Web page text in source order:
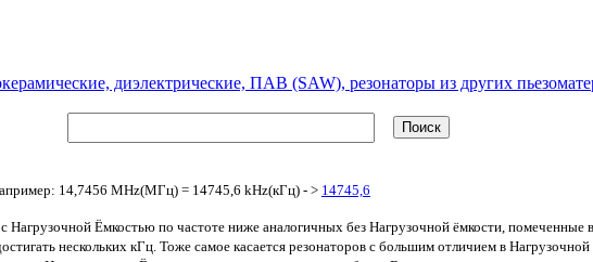
диэлектрические, ПАВ (SAW), резонаторы из других
14,7456 MHz(МГц) = 14745,6 kHz(кГц) - > 14745,6
Ёмкостью по частоте ниже аналогичных без Нагрузочной ёмкости, помеченные в
нескольких кГц. Тоже самое касается резонаторов с большим отличием в